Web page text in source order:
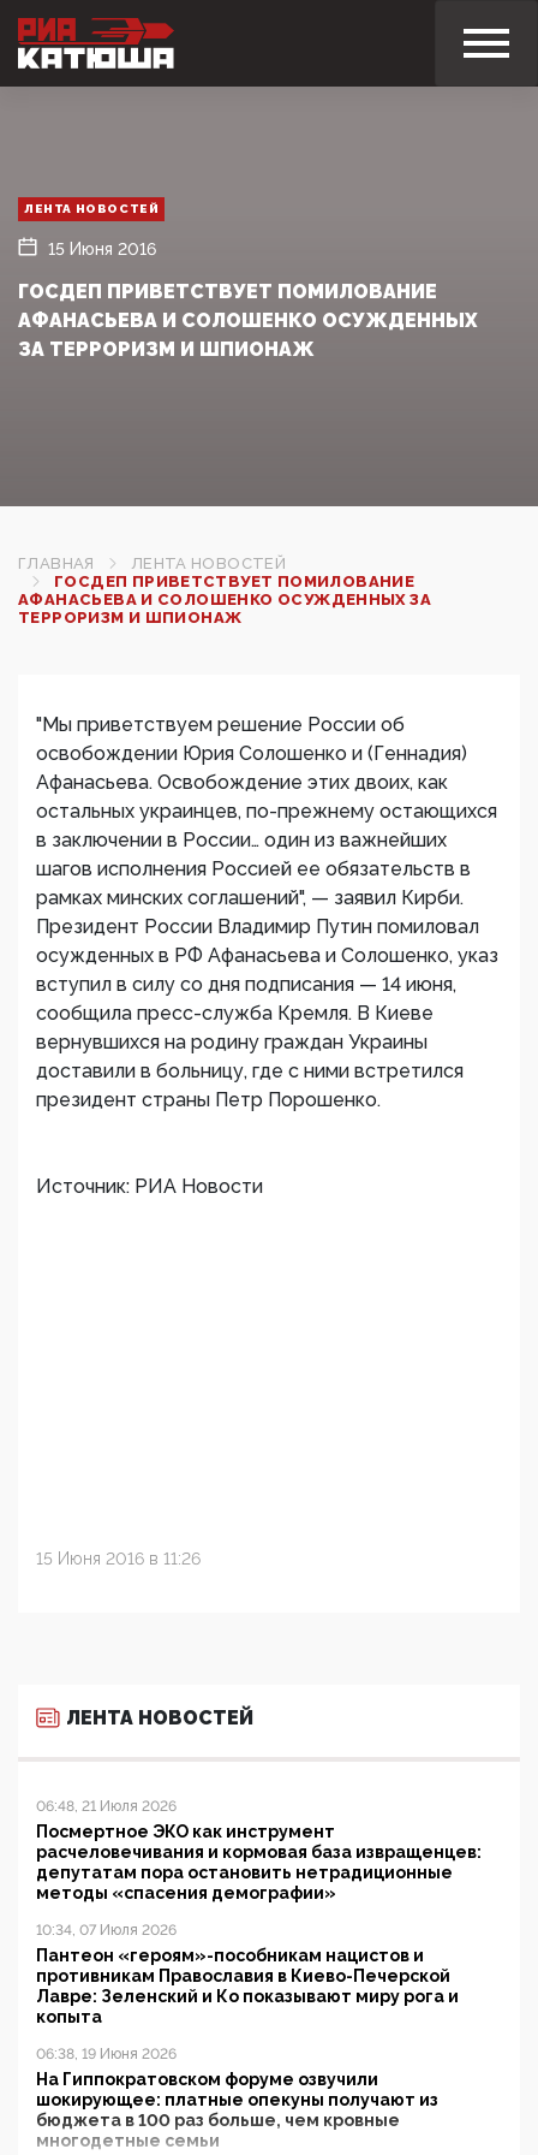
ЛЕНТА НОВОСТЕЙ
15 Июня 2016
ГОСДЕП ПРИВЕТСТВУЕТ ПОМИЛОВАНИЕ
АФАНАСЬЕВА И СОЛОШЕНКО ОСУЖДЕННЫХ
ЗА ТЕРРОРИЗМ И ШПИОНАЖ
ГЛАВНАЯ
ЛЕНТА НОВОСТЕЙ
ГОСДЕП ПРИВЕТСТВУЕТ ПОМИЛОВАНИЕ
АФАНАСЬЕВА И СОЛОШЕНКО ОСУЖДЕННЫХ ЗА
ТЕРРОРИЗМ И ШПИОНАЖ
"Мы приветствуем решение России об
освобождении Юрия Солошенко и (Геннадия)
Афанасьева. Освобождение этих двоих, как
остальных украинцев, по-прежнему остающихся
в заключении в России… один из важнейших
шагов исполнения Россией ее обязательств в
рамках минских соглашений", — заявил Кирби.
Президент России Владимир Путин помиловал
осужденных в РФ Афанасьева и Солошенко, указ
вступил в силу со дня подписания — 14 июня,
сообщила пресс-служба Кремля. В Киеве
вернувшихся на родину граждан Украины
доставили в больницу, где с ними встретился
президент страны Петр Порошенко.
Источник: РИА Новости
15 Июня 2016 в 11:26
ЛЕНТА НОВОСТЕЙ
06:48, 21 Июля 2026
Посмертное ЭКО как инструмент
расчеловечивания и кормовая база извращенцев:
депутатам пора остановить нетрадиционные
методы «спасения демографии»
10:34, 07 Июля 2026
Пантеон «героям»-пособникам нацистов и
противникам Православия в Киево-Печерской
Лавре: Зеленский и Ко показывают миру рога и
копыта
06:38, 19 Июня 2026
На Гиппократовском форуме озвучили
шокирующее: платные опекуны получают из
бюджета в 100 раз больше, чем кровные
многодетные семьи